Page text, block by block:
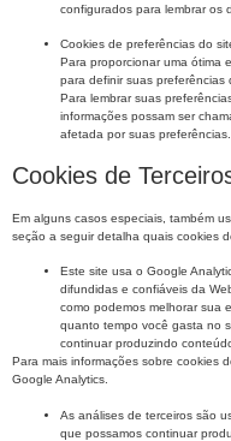
configurados para lembrar os
Cookies de preferências do
Para proporcionar uma ótima
para definir suas
Para lembrar suas
informações possam ser
afetada por suas preferências.
Cookies de
Em alguns casos especiais, também
seção a seguir detalha quais cookies
Este site usa o Google
difundidas e confiáveis ​​da
como podemos melhorar sua
quanto tempo você gasta no
continuar produzindo
Para mais informações sobre cookies
Google Analytics.
As análises de terceiros são
que possamos continuar